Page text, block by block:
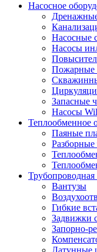
Насосное
Насосные
Насосы
Пожарные
Запасные
Насосы
Теплообменное
Паяные
Трубопроводная
Вантузы
Гибкие
Задвижки
Запорно-
Латунные